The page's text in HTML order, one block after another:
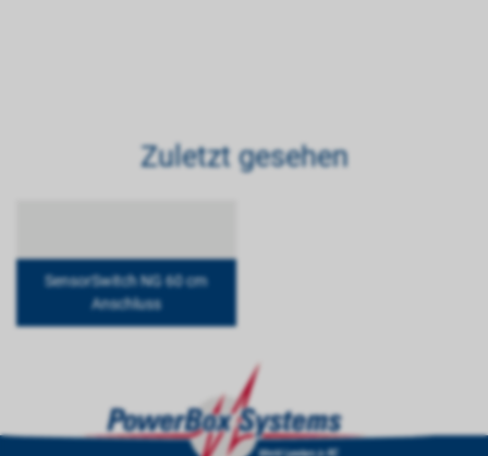
Zuletzt gesehen
SensorSwitch NG 60 cm
Anschluss